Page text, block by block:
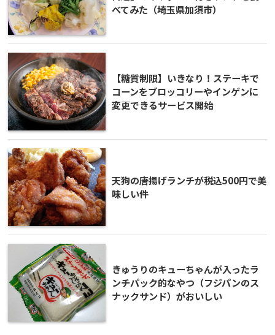
べてみた（埼玉県加須市）
【糖質制限】いきなり！ステーキで
コーンをブロッコリーやインゲンに
変更できるサービス開始
天狗の唐揚げランチが税込500円で美
味しい件
きゅうりのキューちゃんが入ったラ
ンチパック的なやつ（フジパンのス
ナックサンド）がおいしい